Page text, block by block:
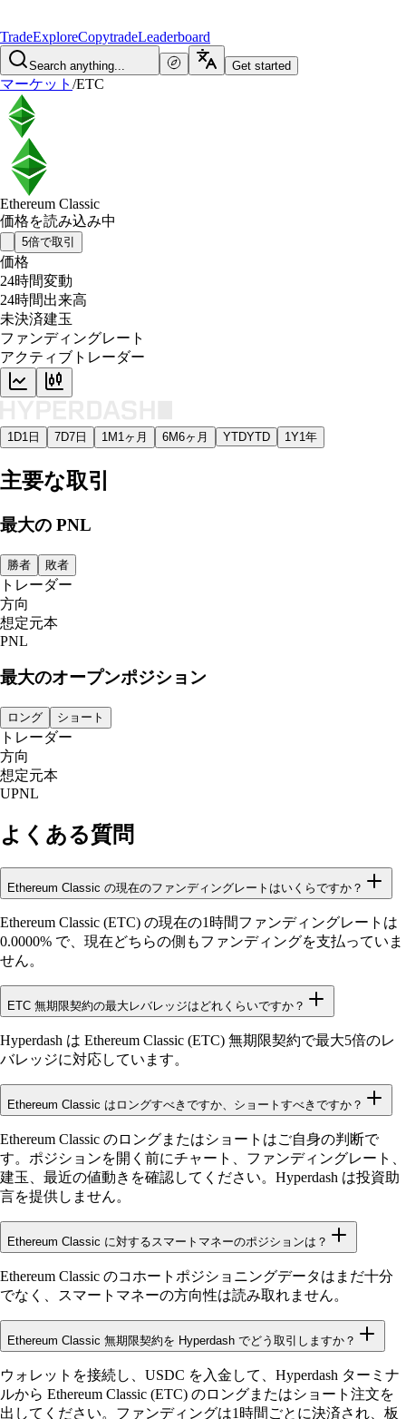
TradeExploreCopytradeLeaderboard
Search anything... Get started
マーケット /ETC
Ethereum Classic
価格を読み込み中
5倍で取引
価格
24時間変動
24時間出来高
未決済建玉
ファンディングレート
アクティブトレーダー
1D1日 7D7日 1M 1ヶ月 6M6ヶ月 YTDYTD 1Y1年
主要な取引
最大の PNL
勝者 敗者
トレーダー
方向
想定元本
PNL
最大のオープンポジション
ロング ショート
トレーダー
方向
想定元本
UPNL
よくある質問
Ethereum Classic の現在のファンディングレートはいくらですか？
Ethereum Classic (ETC) の現在の1時間ファンディングレートは
0.0000% で、現在どちらの側もファンディングを支払っていま
せん。
ETC 無期限契約の最大レバレッジはどれくらいですか？
Hyperdash は Ethereum Classic (ETC) 無期限契約で最大5倍のレ
バレッジに対応しています。
Ethereum Classic はロングすべきですか、ショートすべきですか？
Ethereum Classic のロングまたはショートはご自身の判断で
す。ポジションを開く前にチャート、ファンディングレート、
建玉、最近の値動きを確認してください。Hyperdash は投資助
言を提供しません。
Ethereum Classic に対するスマートマネーのポジションは？
Ethereum Classic のコホートポジショニングデータはまだ十分
でなく、スマートマネーの方向性は読み取れません。
Ethereum Classic 無期限契約を Hyperdash でどう取引しますか？
ウォレットを接続し、USDC を入金して、Hyperdash ターミナ
ルから Ethereum Classic (ETC) のロングまたはショート注文を
出してください。ファンディングは1時間ごとに決済され、板